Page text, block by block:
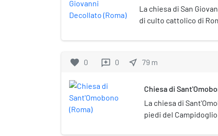
La chiesa di San
di culto cattolico di
favorite 0 reviews 0 near_me 79 m
Chiesa di
La chiesa di
piedi del Campidoglio